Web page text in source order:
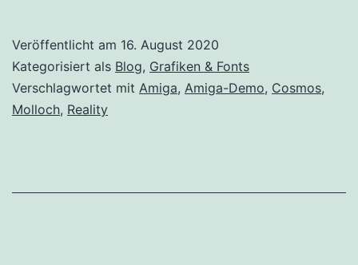
Veröffentlicht am 16. August 2020
Kategorisiert als Blog, Grafiken & Fonts
Verschlagwortet mit Amiga, Amiga-Demo, Cosmos,
Molloch, Reality